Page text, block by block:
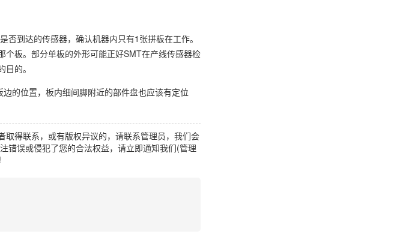
到达的传感器，确认机器内只有1张拼板在工作。
板。部分单板的外形可能正好SMT在产线传感器检
的。
的位置，板内细间脚附近的部件盘也应该有定位
得联系，或有版权异议的，请联系管理员，我们会
错误或侵犯了您的合法权益，请立即通知我们(管理